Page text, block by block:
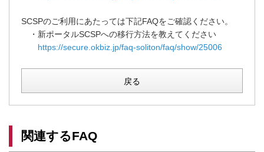
SCSPのご利用にあたっては下記FAQをご確認ください。
・新ポータルSCSPへの移行方法を教えてください
https://secure.okbiz.jp/faq-soliton/faq/show/25006
戻る
関連するFAQ